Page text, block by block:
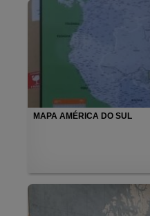
MAPA AMÉRICA DO SUL